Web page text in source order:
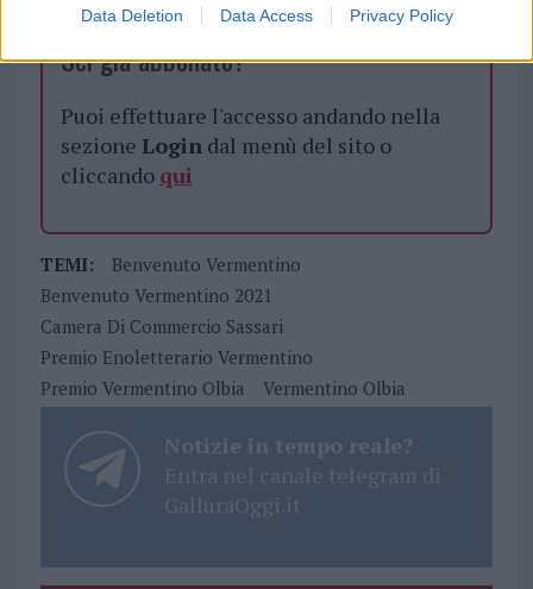
Data Deletion Data Access Privacy Policy
Sei già abbonato?
Puoi effettuare l'accesso andando nella
sezione Logindal menù del sito o
cliccando qui
TEMI:
Benvenuto Vermentino
Benvenuto Vermentino 2021
Camera Di Commercio Sassari
Premio Enoletterario Vermentino
Premio Vermentino Olbia
Vermentino Olbia
Notizie in tempo reale?
Entra nel canale telegram di
GalluraOggi.it